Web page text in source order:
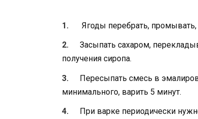
Ягоды перебрать, промывать,
Засыпать сахаром,
получения сиропа.
Пересыпать смесь в
минимального, варить 5 минут.
При варке периодически